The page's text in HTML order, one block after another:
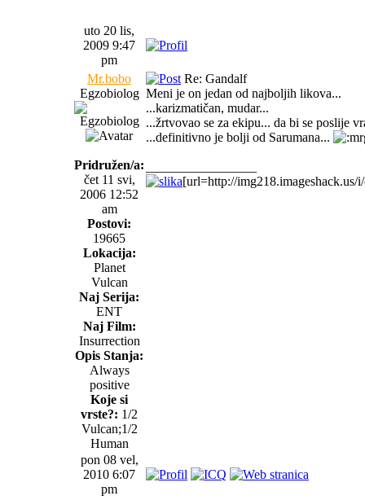
uto 20 lis,
2009 9:47
pm
Mr.bobo
Egzobiolog
Pridružen/a:
čet 11 svi,
2006 12:52
am
Postovi:
19665
Lokacija:
Planet
Vulcan
Naj Serija:
ENT
Naj Film:
Insurrection
Opis Stanja:
Always
positive
Koje si
vrste?: 1/2
Vulcan;1/2
Human
Re: Gandalf
Meni je on jedan od najboljih likova...
...karizmatičan, mudar...
...žrtvovao se za ekipu... da bi se poslije
...definitivno je bolji od Sarumana...
[url=http://img218.imageshack.us/
pon 08 vel,
2010 6:07
pm